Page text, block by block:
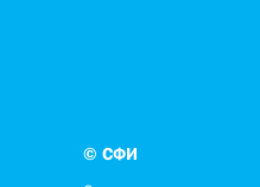
© СФИ